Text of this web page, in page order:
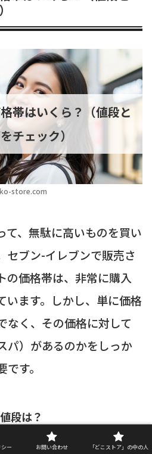
store.com
帯はいくら？（値段と
チェック）
て、無駄に高いものを買い
セブン-イレブンで販売さ
の価格帯は、非常に購入
います。しかし、単に価格
なく、その価格に対して
パ）があるのかをしっか
す。
段は？
ー お問い合わせ 「どこストア」の中の人